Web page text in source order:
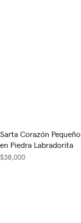
Sarta Corazón Pequeño
en Piedra Labradorita
$38,000